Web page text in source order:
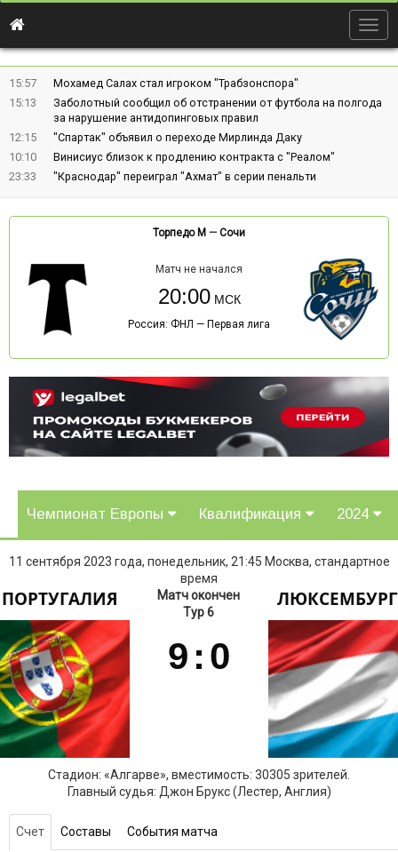
15:57
Мохамед Салах стал игроком "Трабзонспора"
15:13
Заболотный сообщил об отстранении от футбола на полгода
за нарушение антидопинговых правил
12:15
"Спартак" объявил о переходе Мирлинда Даку
10:10
Винисиус близок к продлению контракта с "Реалом"
23:33
"Краснодар" переиграл "Ахмат" в серии пенальти
Торпедо М — Сочи
Матч не начался
20:00
Россия: ФНЛ — Первая лига
Чемпионат Европы Квалификация 2024
11 сентября 2023 года, понедельник, 21:45 Москва, стандартное
время
ПОРТУГАЛИЯ
Матч окончен
Тур 6
9 : 0
ЛЮКСЕМБУРГ
Стадион: «Алгарве», вместимость: 30305 зрителей.
Главный судья: Джон Брукс (Лестер, Англия)
Счет Составы События матча